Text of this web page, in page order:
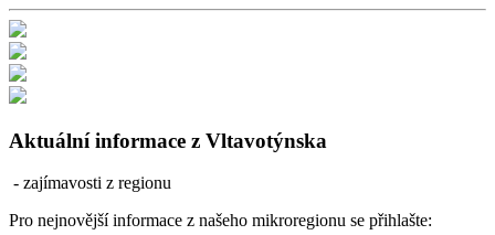
Aktuální informace z Vltavotýnska
- zajímavosti z regionu
Pro nejnovější informace z našeho mikroregionu se přihlašte: